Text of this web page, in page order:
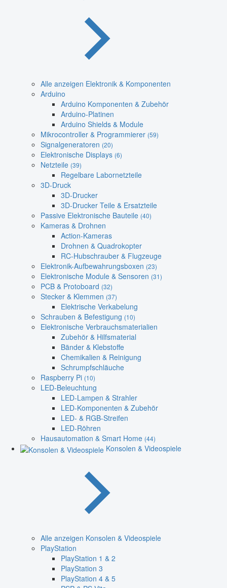
Alle anzeigen Elektronik & Komponenten
Arduino
Arduino Komponenten & Zubehör
Arduino-Platinen
Arduino Shields & Module
Mikrocontroller & Programmierer (59)
Signalgeneratoren (20)
Elektronische Displays (6)
Netzteile (39)
Regelbare Labornetzteile
3D-Druck
3D-Drucker
3D-Drucker Teile & Ersatzteile
Passive Elektronische Bauteile (40)
Kameras & Drohnen
Action-Kameras
Drohnen & Quadrokopter
RC-Hubschrauber & Flugzeuge
Elektronik-Aufbewahrungsboxen (23)
Elektronische Module & Sensoren (31)
PCB & Protoboard (32)
Stecker & Klemmen (37)
Elektrische Verkabelung
Schrauben & Befestigung (10)
Elektronische Verbrauchsmaterialien
Zubehör & Hilfsmaterial
Bänder & Klebstoffe
Chemikalien & Reinigung
Schrumpfschläuche
Raspberry Pi (10)
LED-Beleuchtung
LED-Lampen & Strahler
LED-Komponenten & Zubehör
LED- & RGB-Streifen
LED-Röhren
Hausautomation & Smart Home (44)
Konsolen & Videospiele
Alle anzeigen Konsolen & Videospiele
PlayStation
PlayStation 1 & 2
PlayStation 3
PlayStation 4 & 5